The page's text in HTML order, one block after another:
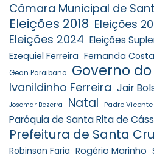
Câmara Municipal de
Eleições 2018 Eleições
Eleições 2024 Eleições
Ezequiel Ferreira Fernanda Costa
Gean Paraibano Governo
Ivanildinho Ferreira Jair
Josemar Bezerra Natal Padre
Paróquia de Santa Rita de
Prefeitura de Santa
Robinson Faria Rogério Marinho